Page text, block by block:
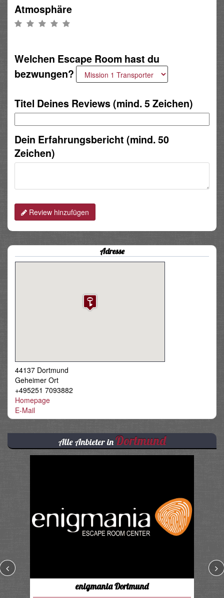
Atmosphäre
Welchen Escape Room hast du
bezwungen?
Titel Deines Reviews (mind. 5 Zeichen)
Dein Erfahrungsbericht (mind. 50
Zeichen)
Review hinzufügen
Adresse
44137 Dortmund
Geheimer Ort
+495251 7093882
Homepage
E-Mail
Alle Anbieter inDortmund
enigmania Dortmund